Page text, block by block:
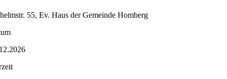
55, Ev. Haus der Gemeinde Homberg